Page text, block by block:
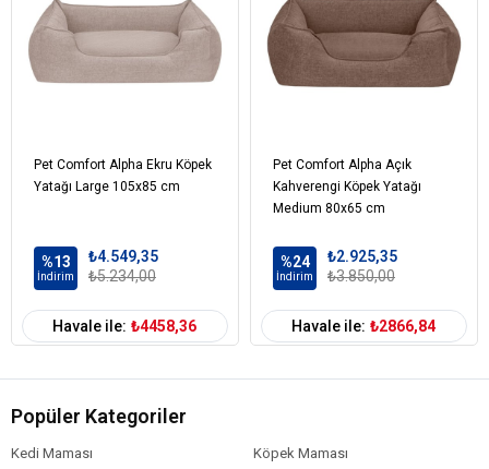
Pet Comfort Alpha Ekru Köpek
Yatağı Large 105x85 cm
%13
İndirim
₺4.549,35
₺5.234,00
Havale ile: ₺4458,36
Pet Comfort Alpha Açık
Kahverengi Köpek Yatağı
Medium 80x65 cm
%24
İndirim
₺2.925,35
₺3.850,00
Havale ile: ₺2866,84
Popüler Kategoriler
Kedi Maması
Köpek Maması